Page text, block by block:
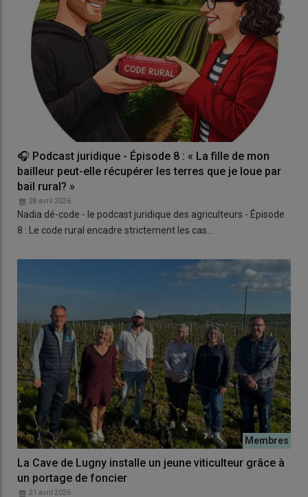
🎧 Podcast juridique - Épisode 8 : « La fille de mon
bailleur peut-elle récupérer les terres que je loue par
bail rural? »
28 avril 2026
Nadia dé-code - le podcast juridique des agriculteurs - Épisode
8 : Le code rural encadre strictement les cas…
La Cave de Lugny installe un jeune viticulteur grâce à
un portage de foncier
21 avril 2026